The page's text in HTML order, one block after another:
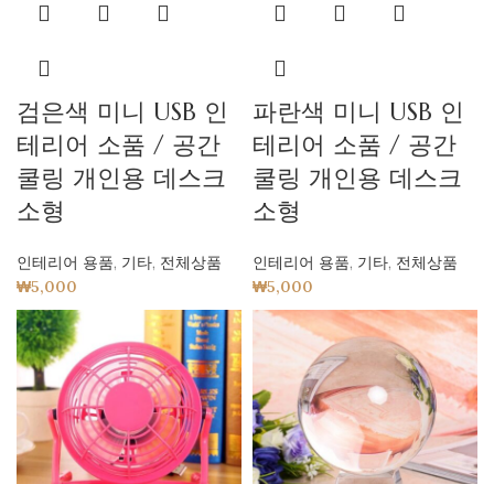
검은색 미니 USB 인
테리어 소품 / 공간
쿨링 개인용 데스크
소형
인테리어 용품, 기타, 전체상품
₩5,000
파란색 미니 USB 인
테리어 소품 / 공간
쿨링 개인용 데스크
소형
인테리어 용품, 기타, 전체상품
₩5,000